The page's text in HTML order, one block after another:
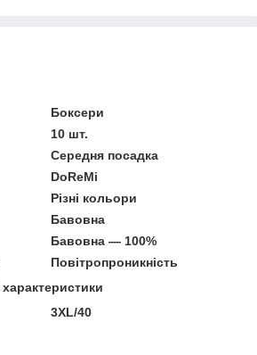
Боксери
10 шт.
Середня посадка
DoReMi
Різні кольори
Бавовна
Бавовна — 100%
Повітропроникність
3XL/40